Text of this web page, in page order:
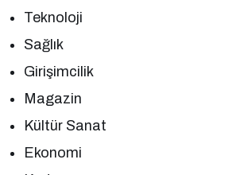
Teknoloji
Sağlık
Girişimcilik
Magazin
Kültür Sanat
Ekonomi